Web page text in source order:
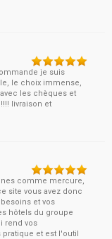
je suis
le choix immense,
les chèques et
livraison et
comme mercure,
site vous avez donc
et vos
hôtels du groupe
rend vos
et est l'outil